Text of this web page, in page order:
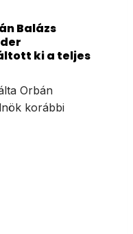
Balázs
ki a teljes
Orbán
korábbi